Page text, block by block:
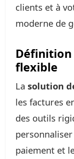
clients et à
moderne de
flexible
La solution
les factures
des outils
paiement et